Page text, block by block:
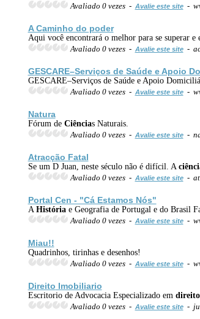
Avaliado 0 vezes - Avalie este site-
A Caminho do poder
Aqui você encontrará o melhor para se superar
Avaliado 0 vezes - Avalie este site-
GESCARE–Serviços de Saúde e Apoio
GESCARE–Serviços de Saúde e Apoio
Avaliado 0 vezes - Avalie este site-
Natura
Fórum de Ciências Naturais.
Avaliado 0 vezes - Avalie este site-
Atracção Fatal
Se um D Juan, neste século não é difícil. A
Avaliado 0 vezes - Avalie este site-
Portal Cen - "Cá Estamos Nós"
A Históriae Geografia de Portugal e do Brasil
Avaliado 0 vezes - Avalie este site-
Miau!!
Quadrinhos, tirinhas e desenhos!
Avaliado 0 vezes - Avalie este site-
Direito Imobiliario
Escritorio de Advocacia Especializado em direito
Avaliado 0 vezes - Avalie este site-